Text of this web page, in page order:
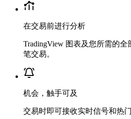
在交易前进行分析
TradingView 图表及您所需的
笔交易。
机会，触手可及
交易时即可接收实时信号和热